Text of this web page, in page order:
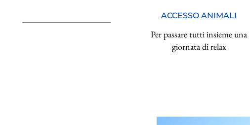
ACCESSO ANIMALI
Per passare tutti insieme una
giornata di relax